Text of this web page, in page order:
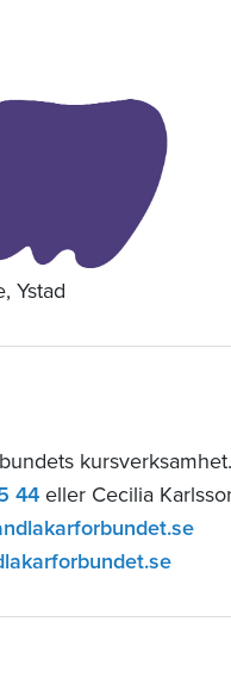
Ystad
kursverksamhet.
44 eller Cecilia